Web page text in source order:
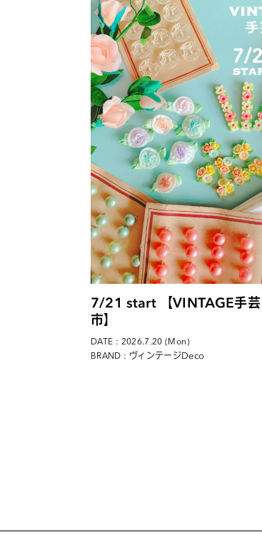
7/21 start 【VINTAGE手芸
市】
DATE : 2026.7.20 (Mon)
BRAND : ヴィンテージDeco